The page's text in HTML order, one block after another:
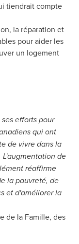
tiendrait compte
la réparation et
pour aider les
un logement
efforts pour
qui ont
de vivre dans la
de
réaffirme
la pauvreté, de
et d'améliorer la
de la Famille, des